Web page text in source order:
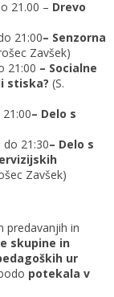
21.00 – Drevo
21:00– Senzorna
Zavšek)
21:00 – Socialne
stiska? (S.
– Delo s
do 21:30– Delo s
Zavšek)
predavanjih in
skupine in
ur
potekala v